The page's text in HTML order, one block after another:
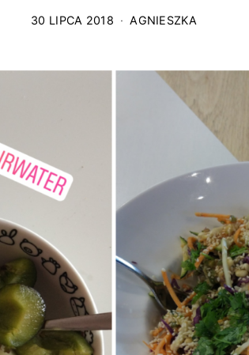
30 LIPCA 2018 AGNIESZKA